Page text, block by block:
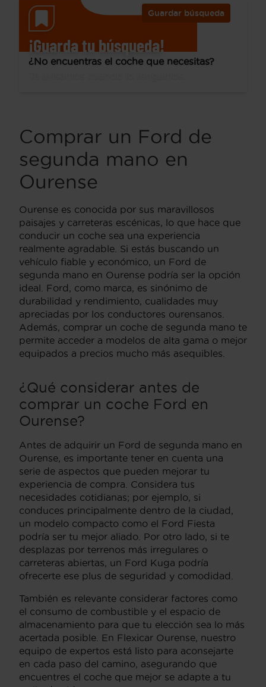
Guardar búsqueda
¡Guarda tu búsqueda!
¿No encuentras el coche que necesitas?
Comprar un Ford de
segunda mano en
Ourense
Ourense es conocida por sus maravillosos
paisajes y carreteras escénicas, lo que hace que
conducir un coche sea una experiencia
realmente agradable. Si estás buscando un
vehículo fiable y económico, un Ford de
segunda mano en Ourense podría ser la opción
ideal. Ford, como marca, es sinónimo de
durabilidad y rendimiento, cualidades muy
apreciadas por los conductores ourensanos.
Además, comprar un coche de segunda mano te
permite acceder a modelos de alta gama o mejor
equipados a precios mucho más asequibles.
¿Qué considerar antes de
comprar un coche Ford en
Ourense?
Antes de adquirir un Ford de segunda mano en
Ourense, es importante tener en cuenta una
serie de aspectos que pueden mejorar tu
experiencia de compra. Considera tus
necesidades cotidianas; por ejemplo, si
conduces principalmente dentro de la ciudad,
un modelo compacto como el Ford Fiesta
podría ser tu mejor aliado. Por otro lado, si te
desplazas por terrenos más irregulares o
carreteras abiertas, un Ford Kuga podría
ofrecerte ese plus de seguridad y comodidad.
También es relevante considerar factores como
el consumo de combustible y el espacio de
almacenamiento para que tu elección sea lo más
acertada posible. En Flexicar Ourense, nuestro
equipo de expertos está listo para aconsejarte
en cada paso del camino, asegurando que
encuentres el coche que mejor se adapte a tu